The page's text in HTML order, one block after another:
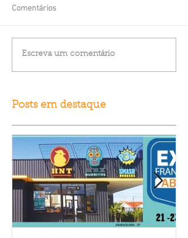
Comentários
Escreva um comentário
Posts em destaque